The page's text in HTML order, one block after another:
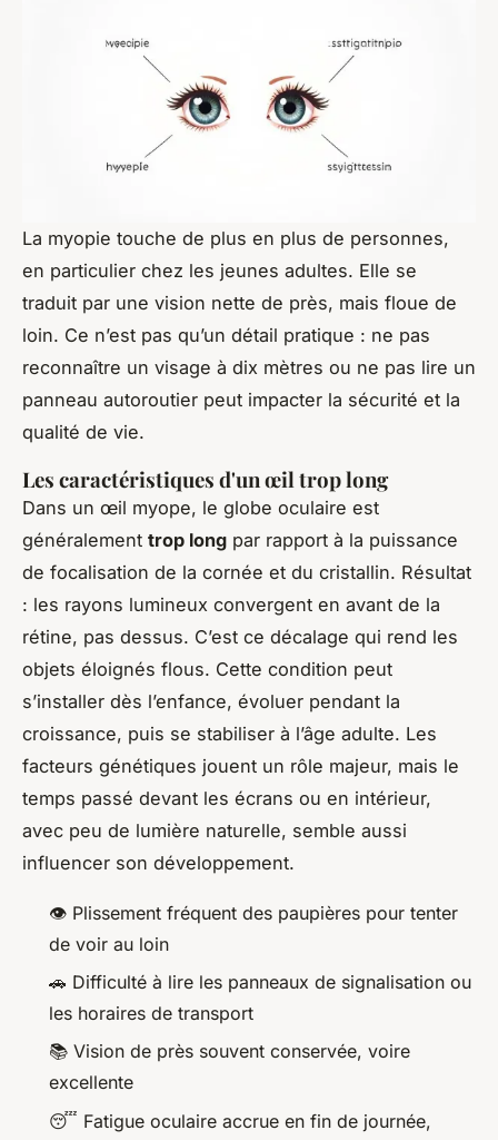
La myopie touche de plus en plus de personnes,
en particulier chez les jeunes adultes. Elle se
traduit par une vision nette de près, mais floue de
loin. Ce n’est pas qu’un détail pratique : ne pas
reconnaître un visage à dix mètres ou ne pas lire un
panneau autoroutier peut impacter la sécurité et la
qualité de vie.
Les caractéristiques d'un œil trop long
Dans un œil myope, le globe oculaire est
généralement trop long par rapport à la puissance
de focalisation de la cornée et du cristallin. Résultat
: les rayons lumineux convergent en avant de la
rétine, pas dessus. C’est ce décalage qui rend les
objets éloignés flous. Cette condition peut
s’installer dès l’enfance, évoluer pendant la
croissance, puis se stabiliser à l’âge adulte. Les
facteurs génétiques jouent un rôle majeur, mais le
temps passé devant les écrans ou en intérieur,
avec peu de lumière naturelle, semble aussi
influencer son développement.
👁️ Plissement fréquent des paupières pour tenter
de voir au loin
🚗 Difficulté à lire les panneaux de signalisation ou
les horaires de transport
📚 Vision de près souvent conservée, voire
excellente
😴 Fatigue oculaire accrue en fin de journée,